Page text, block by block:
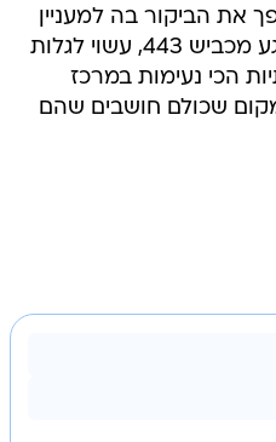
את הביקור בה למעניין
כל כך. מי שיסכים לרדת רגע מכביש 443, עשוי לגלות
הכי נעימות במרכז
שכולם חושבים שהם